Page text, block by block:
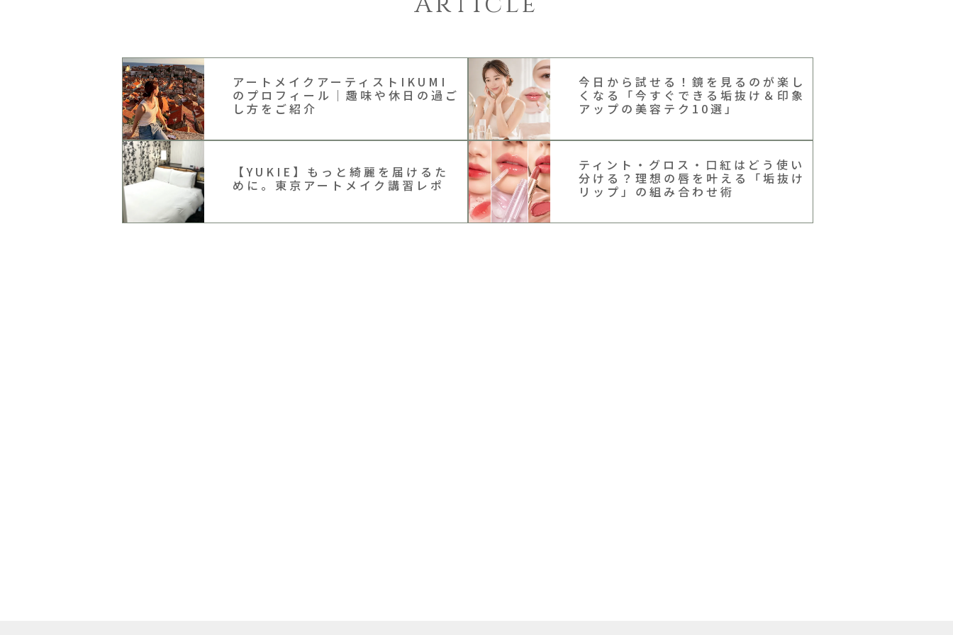
アートメイクアーティストIKUMI
のプロフィール｜趣味や休日の過ご
し方をご紹介
今日から試せる！鏡を見るのが楽し
くなる「今すぐできる垢抜け＆印象
アップの美容テク10選」
【YUKIE】もっと綺麗を届けるた
めに。東京アートメイク講習レポ
ティント・グロス・口紅はどう使い
分ける？理想の唇を叶える「垢抜け
リップ」の組み合わせ術